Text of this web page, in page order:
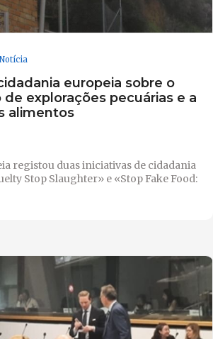
Notícia
europeia sobre o
explorações pecuárias e a
alimentos
registou duas iniciativas de cidadania
Stop Slaughter» e «Stop Fake Food: